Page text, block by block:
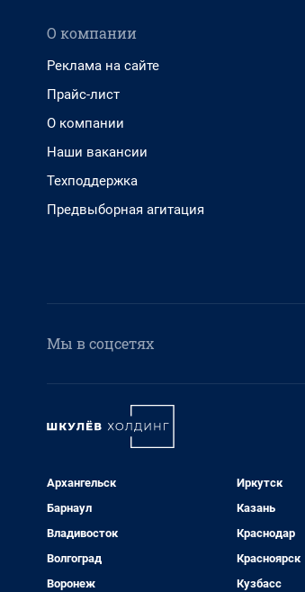
О компании
Реклама на сайте
Прайс-лист
О компании
Наши вакансии
Техподдержка
Предвыборная агитация
Мы в соцсетях
Архангельск
Барнаул
Владивосток
Волгоград
Воронеж
Иркутск
Казань
Краснодар
Красноярск
Кузбасс